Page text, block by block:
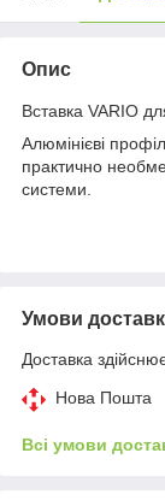
Опис
Вставка VARIO
Алюмінієві
практично
системи.
Умови
Доставка
Нова Пошта
Всі умови